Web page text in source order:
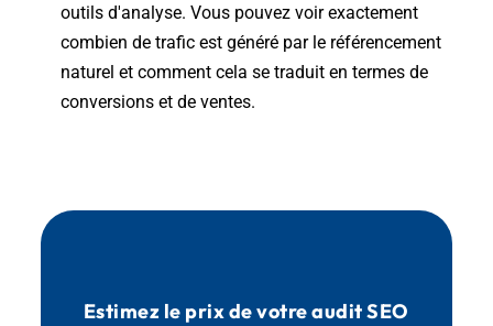
outils d'analyse. Vous pouvez voir exactement
combien de trafic est généré par le référencement
naturel et comment cela se traduit en termes de
conversions et de ventes.
Estimez le prix de votre audit SEO